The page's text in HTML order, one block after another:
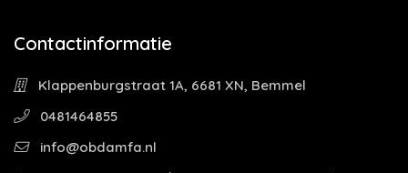
Contactinformatie
Klappenburgstraat 1A, 6681 XN, Bemmel
0481464855
info@obdamfa.nl